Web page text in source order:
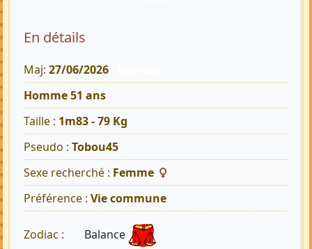
En détails
Maj: 27/06/2026
Homme 51 ans
Taille : 1m83 - 79 Kg
Pseudo : Tobou45
Sexe recherché : Femme
Préférence : Vie commune
Zodiac : Balance